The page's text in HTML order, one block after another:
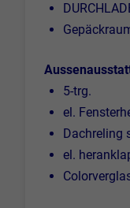
5-trg.
el.
Dachreling
el.